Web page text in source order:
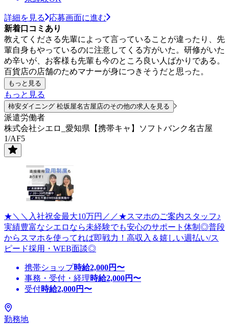
詳細を見る
応募画面に進む
新着口コミあり
教えてくださる先輩によって言っていることが違ったり、先
輩自身もやっているのに注意してくる方がいた。研修がいた
め辛いが、お客様も先輩も今のところ良い人ばかりである。
百貨店の店舗のためマナーが身につきそうだと思った。
もっと見る
もっと見る
柿安ダイニング 松坂屋名古屋店のその他の求人を見る
派遣労働者
株式会社シエロ_愛知県【携帯キャ】ソフトバンク名古屋
1/AF5
★＼＼入社祝金最大10万円／／★スマホのご案内スタッフ♪
実績豊富なシエロなら未経験でも安心のサポート体制◎普段
からスマホを使ってれば即戦力！高収入＆嬉しい週払い/ス
ピード採用・WEB面談◎
携帯ショップ時給2,000円〜
事務・受付・経理時給2,000円〜
受付時給2,000円〜
勤務地